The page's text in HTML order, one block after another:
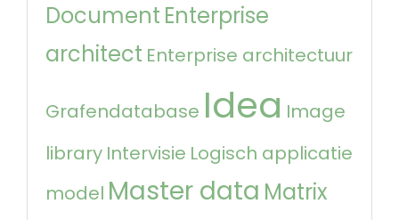
Document Enterprise
architect Enterprise architectuur
Grafendatabase Idea Image
library Intervisie Logisch applicatie
model Master data Matrix